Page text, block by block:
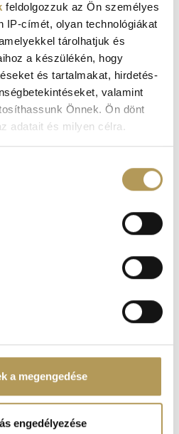
feldolgozzuk az Ön személyes
IP-címét, olyan technológiákat
tárolhatjuk és
a készülékén, hogy
és tartalmakat, hirdetés-
valamint
Önnek. Ön dönt
adatait és milyen célra.
Ön földrajzi
beazonosítása annak konkrét
aktív ellenőrzésével
a
elemzéséhez. Ezenkívül
vonatkozó
az adatokat más olyan
a megengedése
engedélyezése
PROGRAM
(INFARKTUS ÉS
KORAI